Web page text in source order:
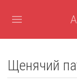
Щенячий